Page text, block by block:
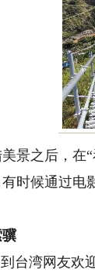
之后，在“
时候通过电
湾网友欢